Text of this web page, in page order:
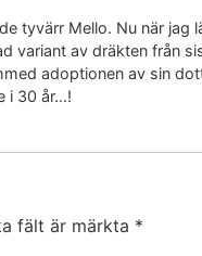
tyvärr Mello. Nu när
variant av dräkten från
adoptionen av sin
i 30 år…!
fält är märkta *